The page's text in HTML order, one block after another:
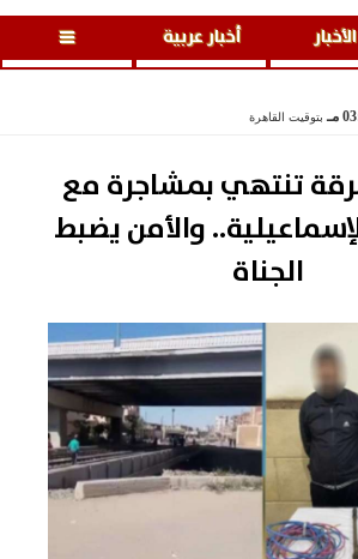
الأخبار أخبار عربية
مـ بتوقيت القاهرة
تنتهي بمشاجرة مع
والأمن يضبط
الجناة